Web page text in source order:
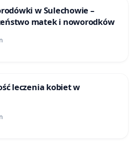
w Sulechowie –
matek i noworodków
leczenia kobiet w